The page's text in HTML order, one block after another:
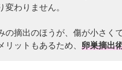
変わりません。
の摘出のほうが、傷が小さく
リットもあるため、 卵巣摘出